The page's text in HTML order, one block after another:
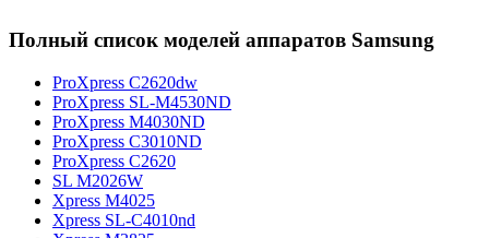
Полный список моделей аппаратов Samsung
ProXpress C2620dw
ProXpress SL-M4530ND
ProXpress M4030ND
ProXpress C3010ND
ProXpress C2620
SL M2026W
Xpress M4025
Xpress SL-C4010nd